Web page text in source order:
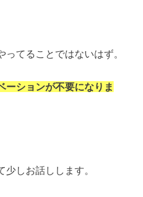
てることではないはず。
ーションが不要になりま
しお話しします。